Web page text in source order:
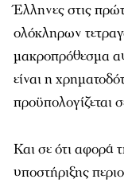
Έλληνες στις
ολόκληρων
μακροπρόθεσμα
είναι η
προϋπολογίζεται
Και σε ότι αφορά
υποστήριξης